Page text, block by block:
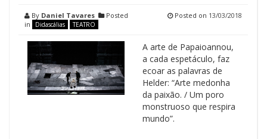
By Daniel Tavares
Posted
in
Didascálias TEATRO
Posted on 13/03/2018
A arte de Papaioannou,
a cada espetáculo, faz
ecoar as palavras de
Helder: “Arte medonha
da paixão. / Um poro
monstruoso que respira
mundo”.